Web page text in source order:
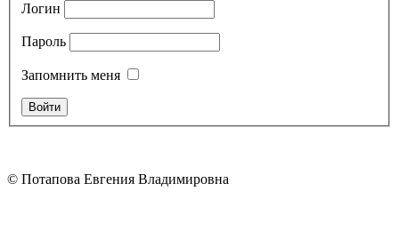
Логин
Пароль
Запомнить меня
© Потапова Евгения Владимировна